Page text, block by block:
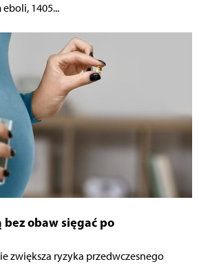
1405...
bez obaw sięgać po
zwiększa ryzyka przedwczesnego